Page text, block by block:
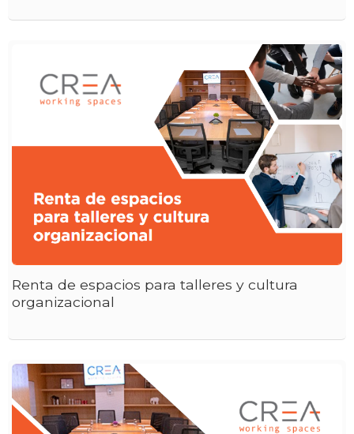
Renta de espacios para talleres y cultura
organizacional